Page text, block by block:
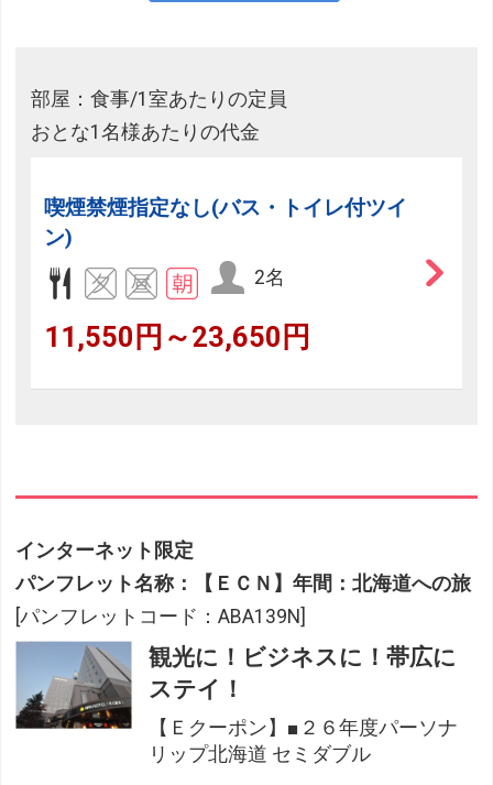
部屋：食事/1室あたりの定員
おとな1名様あたりの代金
喫煙禁煙指定なし(バス・トイレ付ツイ
ン)
2名
11,550円～23,650円
インターネット限定
パンフレット名称：【ＥＣＮ】年間：北海道への旅
[パンフレットコード：ABA139N]
観光に！ビジネスに！帯広に
ステイ！
【Ｅクーポン】■２６年度パーソナ
リップ北海道 セミダブル